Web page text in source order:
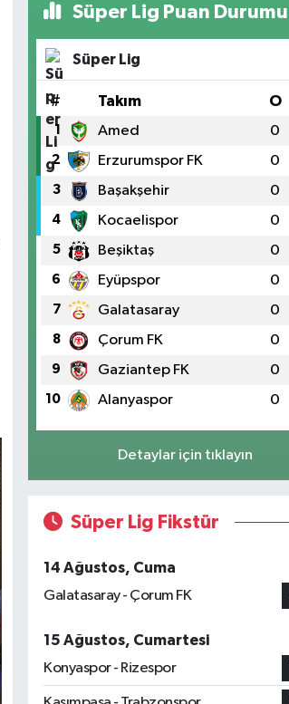
Süper Lig Puan Durumu
Süper Lig
# Takım O
1 Amed 0
2 Erzurumspor FK 0
3 Başakşehir 0
4 Kocaelispor 0
5 Beşiktaş 0
6 Eyüpspor 0
7 Galatasaray 0
8 Çorum FK 0
9 Gaziantep FK 0
10 Alanyaspor 0
Detaylar için tıklayın
Süper Lig Fikstür
14 Ağustos, Cuma
Galatasaray - Çorum FK
15 Ağustos, Cumartesi
Konyaspor - Rizespor